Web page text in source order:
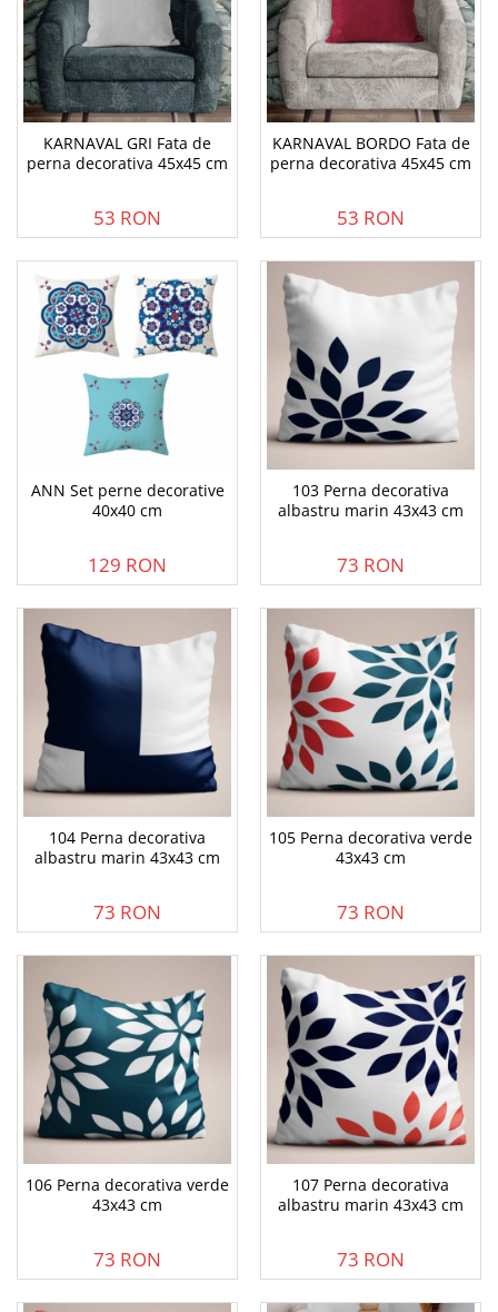
KARNAVAL GRI Fata de
perna decorativa 45x45 cm
53 RON
KARNAVAL BORDO Fata de
perna decorativa 45x45 cm
53 RON
ANN Set perne decorative
40x40 cm
129 RON
103 Perna decorativa
albastru marin 43x43 cm
73 RON
104 Perna decorativa
albastru marin 43x43 cm
73 RON
105 Perna decorativa verde
43x43 cm
73 RON
106 Perna decorativa verde
43x43 cm
73 RON
107 Perna decorativa
albastru marin 43x43 cm
73 RON